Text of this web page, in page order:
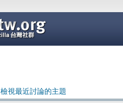
檢視最近討論的主題